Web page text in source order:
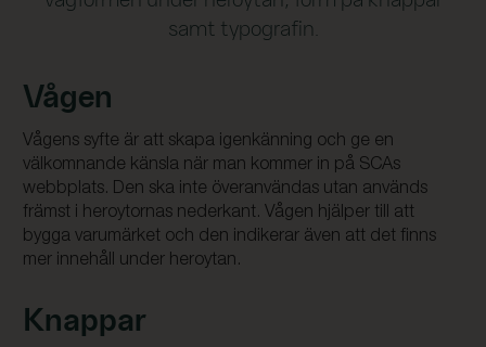
samt typografin.
Vågen
Vågens syfte är att skapa igenkänning och ge en
välkomnande känsla när man kommer in på SCAs
webbplats. Den ska inte överanvändas utan används
främst i heroytornas nederkant. Vågen hjälper till att
bygga varumärket och den indikerar även att det finns
mer innehåll under heroytan.
Knappar